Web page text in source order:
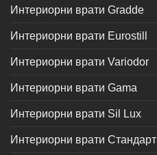
Интериорни врати Gradde
Интериорни врати Eurostill
Интериорни врати Variodor
Интериорни врати Gama
Интериорни врати Sil Lux
Интериорни врати Стандарт